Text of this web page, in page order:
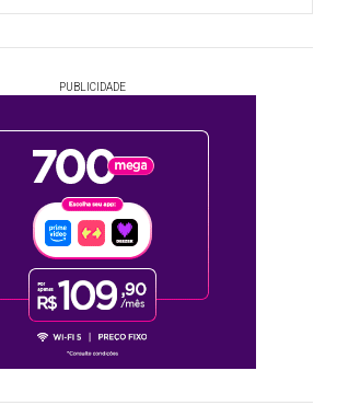
PUBLICIDADE